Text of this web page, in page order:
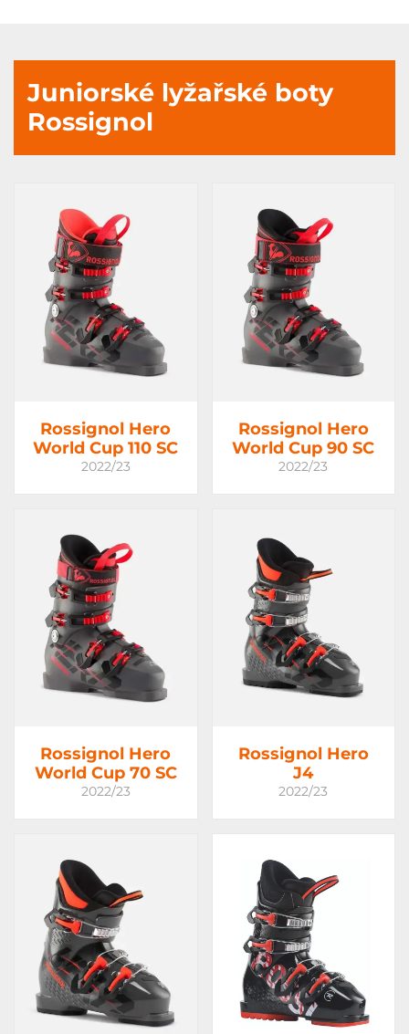
Juniorské lyžařské boty
Rossignol
Rossignol Hero
World Cup 110 SC
2022/23
Rossignol Hero
World Cup 90 SC
2022/23
Rossignol Hero
World Cup 70 SC
2022/23
Rossignol Hero
J4
2022/23